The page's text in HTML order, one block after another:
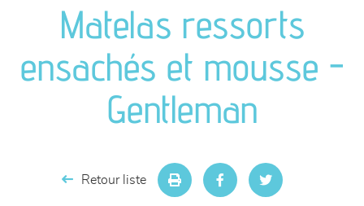
séjours
meubles de complément
chambres et dressing
Matelas ressorts
ensachés et mousse -
Gentleman
Retour liste